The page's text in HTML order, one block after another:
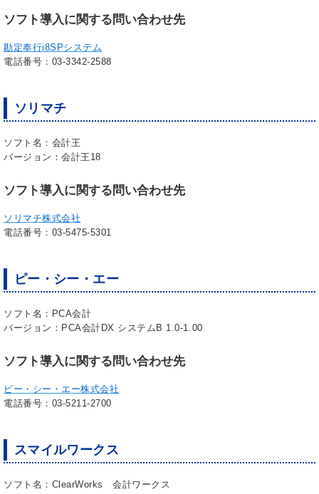
ソフト導入に関する問い合わせ先
勘定奉行i8SPシステム
電話番号：03-3342-2588
ソリマチ
ソフト名：会計王
バージョン：会計王18
ソフト導入に関する問い合わせ先
ソリマチ株式会社
電話番号：03-5475-5301
ピー・シー・エー
ソフト名：PCA会計
バージョン：PCA会計DX システムB 1.0-1.00
ソフト導入に関する問い合わせ先
ピー・シー・エー株式会社
電話番号：03-5211-2700
スマイルワークス
ソフト名：ClearWorks 会計ワークス